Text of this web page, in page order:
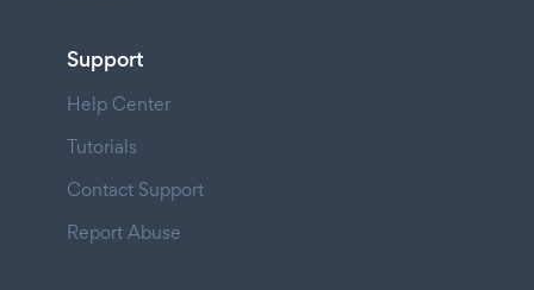
Support
Help Center
Tutorials
Contact Support
Report Abuse